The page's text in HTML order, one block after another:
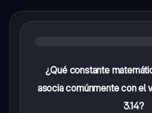
¿Qué constante
asocia comúnmente con el
3.14?